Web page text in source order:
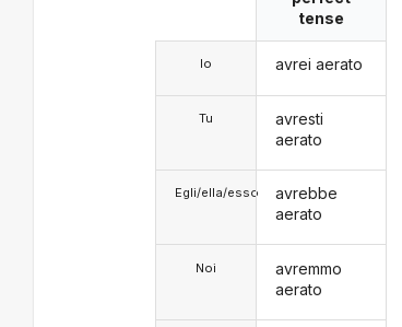
Io
Tu
Egli/ella/esso
Noi
tense
avrei aerato
avresti
aerato
avrebbe
aerato
avremmo
aerato